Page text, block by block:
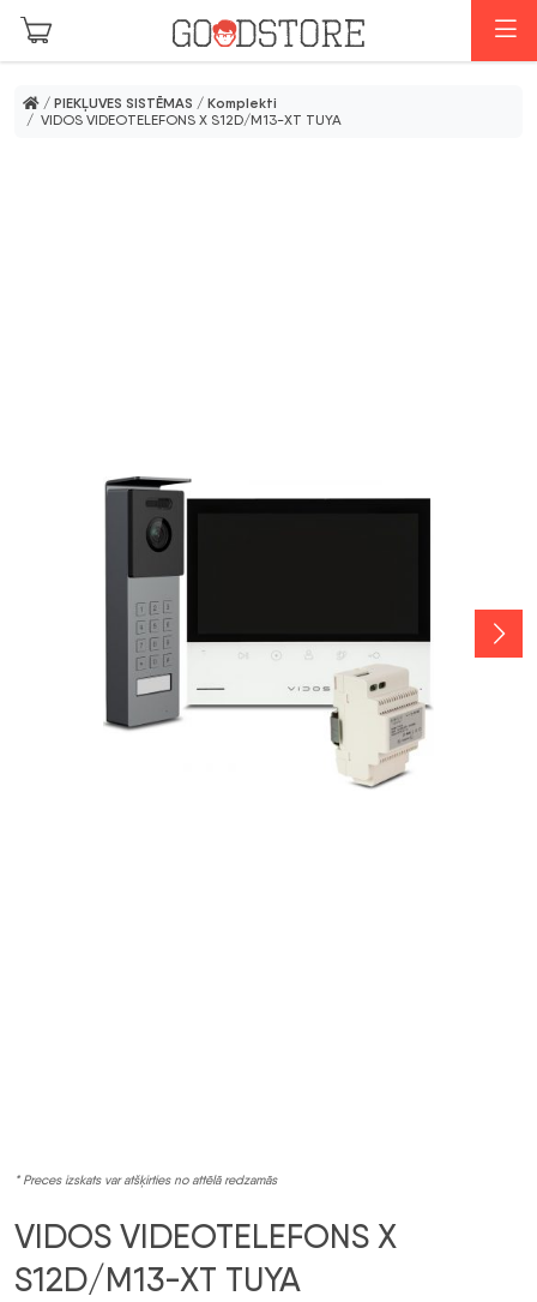
Skip to main content
/ PIEKĻUVES SISTĒMAS / Komplekti
/ VIDOS VIDEOTELEFONS X S12D/M13-XT TUYA
* Preces izskats var atšķirties no attēlā redzamās
VIDOS VIDEOTELEFONS X
S12D/M13-XT TUYA